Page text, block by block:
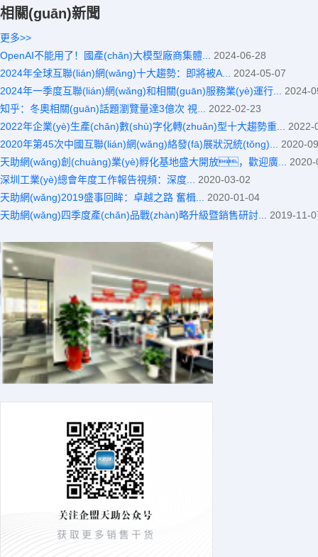
相關(guān)新聞
更多>>
OpenAI不能用了！國產(chǎn)大模型廠商集體...
2024-06-28
2024年全球互聯(lián)網(wǎng)十大趨勢：即將被A...
2024-05-07
2024年一季度互聯(lián)網(wǎng)和相關(guān)服務業(yè)運行...
2024-
知乎：冬奧相關(guān)話題瀏覽量達3億次 視...
2022-02-23
2022年企業(yè)生產(chǎn)數(shù)字化轉(zhuǎn)型十大趨勢重...
2022-
2020年第45次中國互聯(lián)網(wǎng)絡發(fā)展狀況統(tǒng)...
2020-
天助網(wǎng)創(chuàng)業(yè)孵化基地盛大開放，歡迎廣...
深圳工業(yè)總會年度工作報告視頻：深度...
2020-03-02
天助網(wǎng)2019盛事回眸：卓越之路 奮楫...
2020-01-04
天助網(wǎng)四季度產(chǎn)品戰(zhàn)略升級暨銷售研討...
2019-11-